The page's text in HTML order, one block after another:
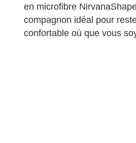
en microfibre
compagnon idéal pour
confortable où que vous